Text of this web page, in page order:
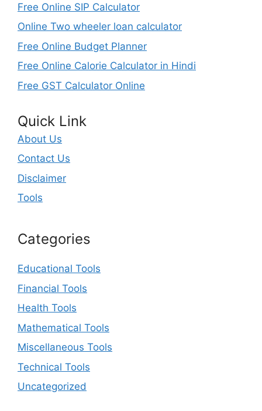
Free Online SIP Calculator
Online Two wheeler loan calculator
Free Online Budget Planner
Free Online Calorie Calculator in Hindi
Free GST Calculator Online
Quick Link
About Us
Contact Us
Disclaimer
Tools
Categories
Educational Tools
Financial Tools
Health Tools
Mathematical Tools
Miscellaneous Tools
Technical Tools
Uncategorized